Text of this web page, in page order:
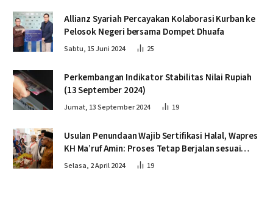
Allianz Syariah Percayakan Kolaborasi Kurban ke
Pelosok Negeri bersama Dompet Dhuafa
Sabtu, 15 Juni 2024 25
Perkembangan Indikator Stabilitas Nilai Rupiah
(13 September 2024)
Jumat, 13 September 2024 19
Usulan Penundaan Wajib Sertifikasi Halal, Wapres
KH Ma’ruf Amin: Proses Tetap Berjalan sesuai
Penahapan
Selasa, 2 April 2024 19